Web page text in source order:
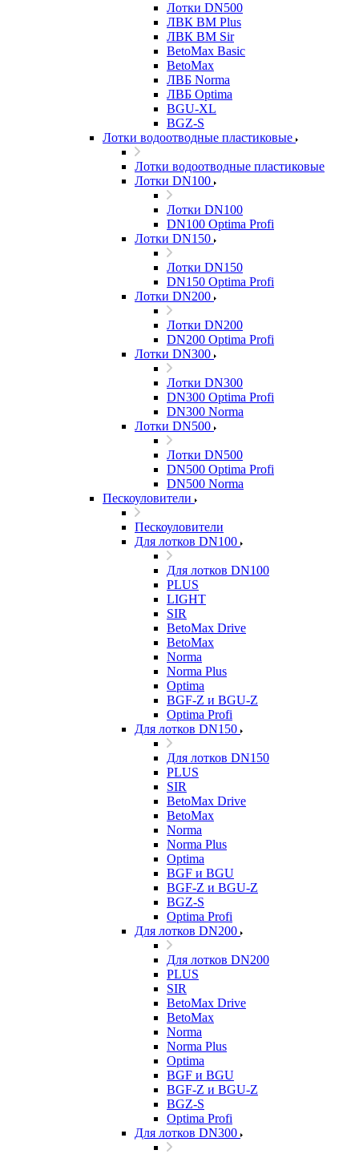
Лотки DN500
ЛВК ВМ Plus
ЛВК ВМ Sir
BetoMax Basic
BetoMax
ЛВБ Norma
ЛВБ Optima
BGU-XL
BGZ-S
Лотки водоотводные пластиковые
Лотки водоотводные пластиковые
Лотки DN100
Лотки DN100
DN100 Optima Profi
Лотки DN150
Лотки DN150
DN150 Optima Profi
Лотки DN200
Лотки DN200
DN200 Optima Profi
Лотки DN300
Лотки DN300
DN300 Optima Profi
DN300 Norma
Лотки DN500
Лотки DN500
DN500 Optima Profi
DN500 Norma
Пескоуловители
Пескоуловители
Для лотков DN100
Для лотков DN100
PLUS
LIGHT
SIR
BetoMax Drive
BetoMax
Norma
Norma Plus
Optima
BGF-Z и BGU-Z
Optima Profi
Для лотков DN150
Для лотков DN150
PLUS
SIR
BetoMax Drive
BetoMax
Norma
Norma Plus
Optima
BGF и BGU
BGF-Z и BGU-Z
BGZ-S
Optima Profi
Для лотков DN200
Для лотков DN200
PLUS
SIR
BetoMax Drive
BetoMax
Norma
Norma Plus
Optima
BGF и BGU
BGF-Z и BGU-Z
BGZ-S
Optima Profi
Для лотков DN300